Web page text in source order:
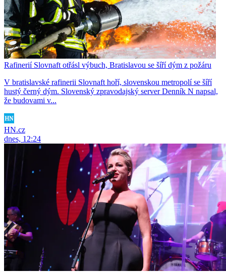
Rafinerií Slovnaft otřásl výbuch, Bratislavou se šíří dým z požáru
V bratislavské rafinerii Slovnaft hoří, slovenskou metropolí se šíří
hustý černý dým. Slovenský zpravodajský server Denník N napsal,
že budovami v...
HN.cz
dnes, 12:24